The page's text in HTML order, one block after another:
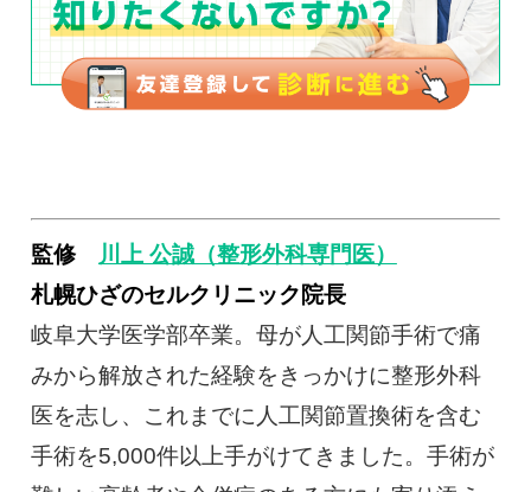
監修 川上 公誠（整形外科専門医）
札幌ひざのセルクリニック院長
岐阜大学医学部卒業。母が人工関節手術で痛
みから解放された経験をきっかけに整形外科
医を志し、これまでに人工関節置換術を含む
手術を5,000件以上手がけてきました。手術が